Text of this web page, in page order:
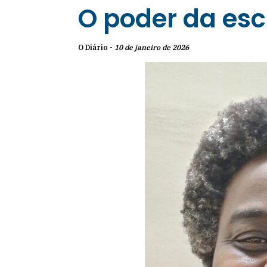
O poder da
O Diário - 10 de janeiro de 2026